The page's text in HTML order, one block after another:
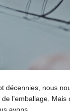
décennies, nous
l'emballage. Mais